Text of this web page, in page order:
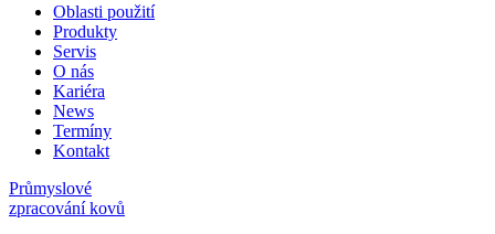
Oblasti použití
Produkty
Servis
O nás
Kariéra
News
Termíny
Kontakt
Průmyslové
zpracování kovů